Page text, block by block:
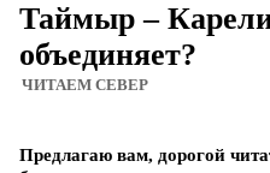
Таймыр –
объединяет?
ЧИТАЕМ СЕВЕР
Предлагаю вам, дорогой